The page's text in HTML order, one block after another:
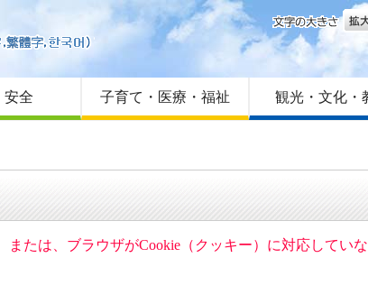
はじめての方へ
Foreign language
サイトマップ
文字
安全 子育て・医療・福祉 観光・文化・
たは、ブラウザがCookie（クッキー）に対応してい